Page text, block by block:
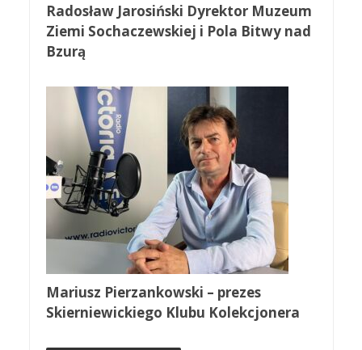
Radosław Jarosiński Dyrektor Muzeum
Ziemi Sochaczewskiej i Pola Bitwy nad
Bzurą
Mariusz Pierzankowski – prezes
Skierniewickiego Klubu Kolekcjonera